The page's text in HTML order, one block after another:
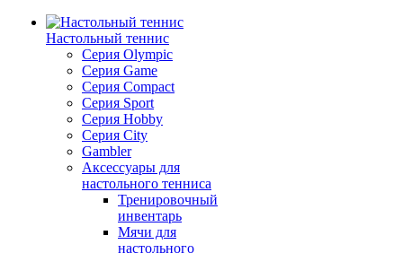
Настольный теннис
Серия Olympic
Серия Game
Серия Compact
Серия Sport
Серия Hobby
Серия City
Gambler
Аксессуары для
настольного тенниса
Тренировочный
инвентарь
Мячи для
настольного